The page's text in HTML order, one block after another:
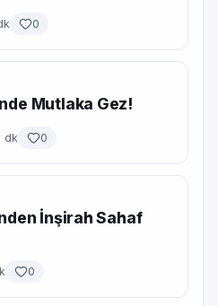
0
Mutlaka Gez!
dk 0
İnşirah Sahaf
0